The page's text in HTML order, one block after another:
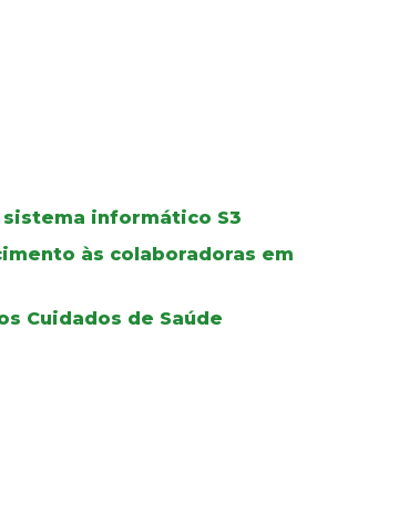
informático S3
às colaboradoras em
Cuidados de Saúde